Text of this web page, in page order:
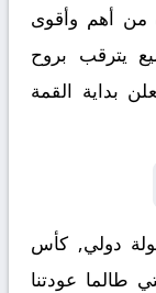
من أهم وأقوى
يترقب بروح
بداية القمة
دولي, كأس
طالما عودتنا